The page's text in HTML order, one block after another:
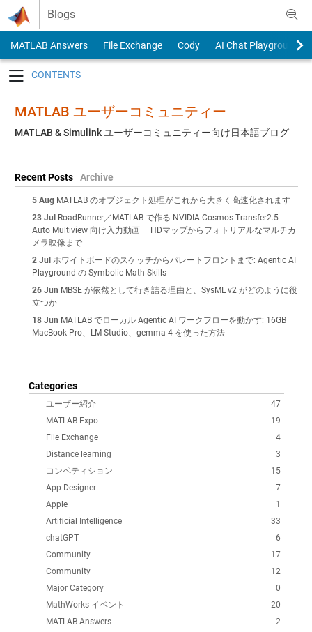
Skip to content
Blogs
MATLAB Answers File Exchange Cody
AI Chat Playground
MATLAB ユーザーコミュニティー
MATLAB & Simulink ユーザーコミュニティー向け日本語ブログ
Recent Posts Archive
5 Aug MATLAB のオブジェクト処理がこれから大きく高速化されます
23 Jul RoadRunner／MATLAB で作る NVIDIA Cosmos-Transfer2.5
Auto Multiview 向け入力動画 — HDマップからフォトリアルなマルチカ
メラ映像まで
2 Jul ホワイトボードのスケッチからパレートフロントまで: Agentic AI
Playground の Symbolic Math Skills
26 Jun MBSE が依然として行き詰る理由と、SysML v2 がどのように役
立つか
18 Jun MATLAB でローカル Agentic AI ワークフローを動かす: 16GB
MacBook Pro、LM Studio、gemma 4 を使った方法
Categories
47
ユーザー紹介
19
MATLAB Expo
4
File Exchange
3
Distance learning
15
コンペティション
7
App Designer
1
Apple
33
Artificial Intelligence
6
chatGPT
17
Community
12
Community
0
Major Category
20
MathWorks イベント
2
MATLAB Answers